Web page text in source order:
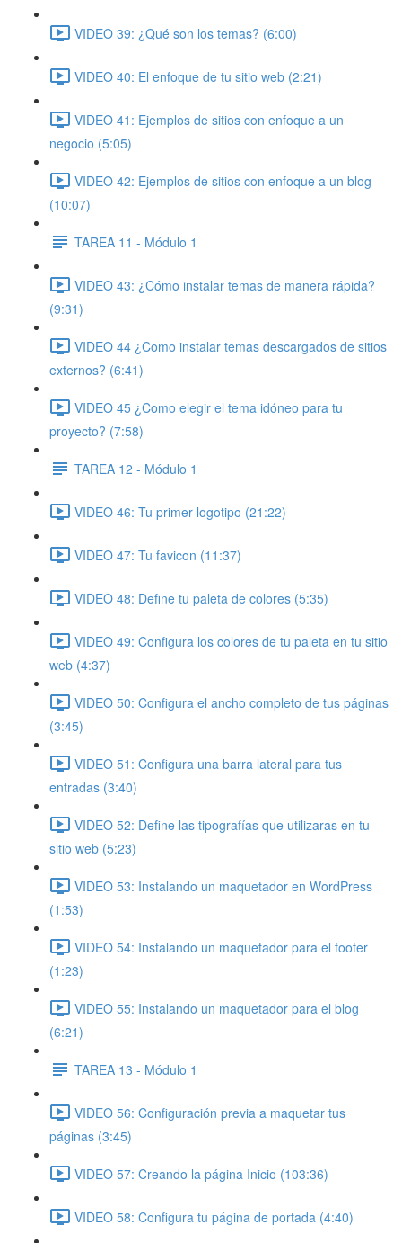
VIDEO 39: ¿Qué son los temas? (6:00)
VIDEO 40: El enfoque de tu sitio web (2:21)
VIDEO 41: Ejemplos de sitios con enfoque a un
negocio (5:05)
VIDEO 42: Ejemplos de sitios con enfoque a un blog
(10:07)
TAREA 11 - Módulo 1
VIDEO 43: ¿Cómo instalar temas de manera rápida?
(9:31)
VIDEO 44 ¿Como instalar temas descargados de sitios
externos? (6:41)
VIDEO 45 ¿Como elegir el tema idóneo para tu
proyecto? (7:58)
TAREA 12 - Módulo 1
VIDEO 46: Tu primer logotipo (21:22)
VIDEO 47: Tu favicon (11:37)
VIDEO 48: Define tu paleta de colores (5:35)
VIDEO 49: Configura los colores de tu paleta en tu sitio
web (4:37)
VIDEO 50: Configura el ancho completo de tus páginas
(3:45)
VIDEO 51: Configura una barra lateral para tus
entradas (3:40)
VIDEO 52: Define las tipografías que utilizaras en tu
sitio web (5:23)
VIDEO 53: Instalando un maquetador en WordPress
(1:53)
VIDEO 54: Instalando un maquetador para el footer
(1:23)
VIDEO 55: Instalando un maquetador para el blog
(6:21)
TAREA 13 - Módulo 1
VIDEO 56: Configuración previa a maquetar tus
páginas (3:45)
VIDEO 57: Creando la página Inicio (103:36)
VIDEO 58: Configura tu página de portada (4:40)